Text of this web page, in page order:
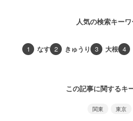
人気の検索キー
1 なす 2 きゅうり 3 大根 4
この記事に関するキ
関東 東京